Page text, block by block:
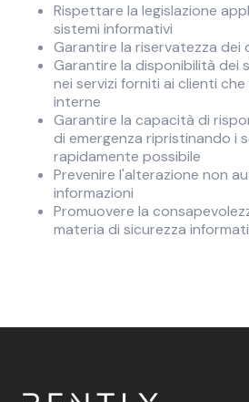
Rispettare la legislazione
sistemi informativi
Garantire la riservatezza dei
Garantire la disponibilità dei
nei servizi forniti ai clienti
interne
Garantire la capacità di
di emergenza ripristinando i
rapidamente possibile
Prevenire l'alterazione non
informazioni
Promuovere la
materia di sicurezza